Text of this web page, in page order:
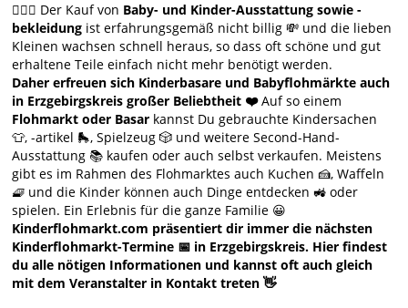
🙋🏻‍♀️ Der Kauf von Baby- und Kinder-Ausstattung sowie -
bekleidung ist erfahrungsgemäß nicht billig 💸 und die lieben
Kleinen wachsen schnell heraus, so dass oft schöne und gut
erhaltene Teile einfach nicht mehr benötigt werden.
Daher erfreuen sich Kinderbasare und Babyflohmärkte auch
in Erzgebirgskreis großer Beliebtheit ❤️Auf so einem
Flohmarkt oder Basar kannst Du gebrauchte Kindersachen
👕, -artikel 🛼, Spielzeug 🎲 und weitere Second-Hand-
Ausstattung 📚 kaufen oder auch selbst verkaufen. Meistens
gibt es im Rahmen des Flohmarktes auch Kuchen 🍰, Waffeln
🧇 und die Kinder können auch Dinge entdecken 🚜 oder
spielen. Ein Erlebnis für die ganze Familie 😀
Kinderflohmarkt.com präsentiert dir immer die nächsten
Kinderflohmarkt-Termine 📅 in Erzgebirgskreis. Hier findest
du alle nötigen Informationen und kannst oft auch gleich
mit dem Veranstalter in Kontakt treten 👋